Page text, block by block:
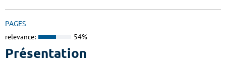
PAGES
relevance: 54%
Présentation